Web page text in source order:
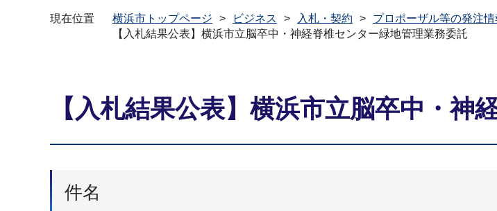
現在位置 横浜市トップページ ビジネス 入札・契約 プロポーザル等の発注情
【入札結果公表】横浜市立脳卒中・神経脊椎センター緑地管理業務委託
【入札結果公表】横浜市立脳卒中・神
件名